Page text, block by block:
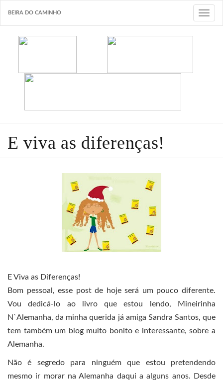
T
v
BEIRA DO CAMINHO
E viva as diferenças!
E Viva as Diferenças!
Bom pessoal, esse post de hoje será um pouco diferente.
Vou dedicá-lo ao livro que estou lendo, Mineirinha
N`Alemanha, da minha querida já amiga Sandra Santos, que
tem também um blog muito bonito e interessante, sobre a
Alemanha.
Não é segredo para ninguém que estou pretendendo
mesmo ir morar na Alemanha daqui a alguns anos. Desde